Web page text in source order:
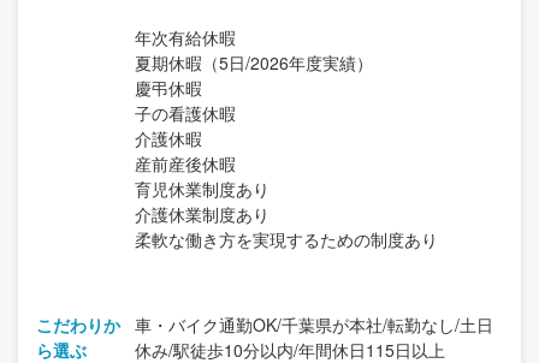
年次有給休暇
夏期休暇（5日/2026年度実績）
慶弔休暇
子の看護休暇
介護休暇
産前産後休暇
育児休業制度あり
介護休業制度あり
柔軟な働き方を実現するための制度あり
こだわりか
ら選ぶ
車・バイク通勤OK/千葉県が本社/転勤なし/土日
休み/駅徒歩10分以内/年間休日115日以上